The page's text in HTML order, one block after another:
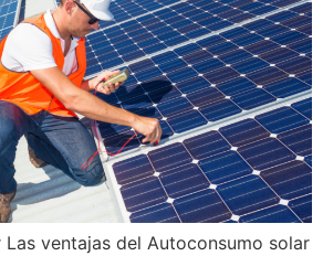
ventajas del Autoconsumo solar